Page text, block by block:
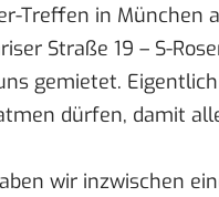
Treffen in München
Straße 19 – S-
gemietet.
dürfen, damit
wir inzwischen